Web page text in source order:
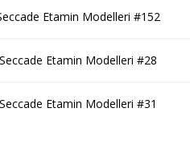
Etamin Modelleri #152
Etamin Modelleri #28
Etamin Modelleri #31